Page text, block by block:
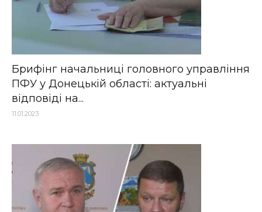
Брифінг начальниці головного управління
ПФУ у Донецькій області: актуальні
відповіді на...
11.01.2023